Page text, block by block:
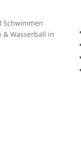
Schwimmen
Wasserball in